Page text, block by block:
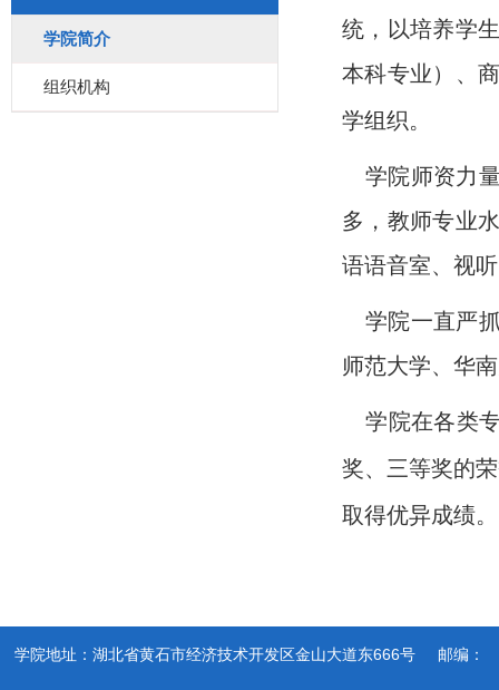
学院简介
组织机构
统，以培养学
本科专业）、
学组织。
学院师资力量
多，教师专业
语语音室、视
学院一直严抓
师范大学、华
学院在各类
奖、三等奖的
取得优异成绩。
学院地址：湖北省黄石市经济技术开发区金山大道东666号 邮编：